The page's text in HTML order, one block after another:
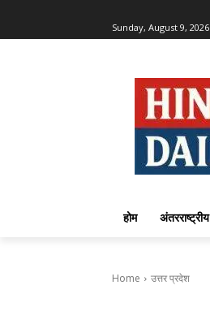
Sunday, August 9, 2026
होम अंतरराष्ट्रीय
Home उत्तर प्रदेश